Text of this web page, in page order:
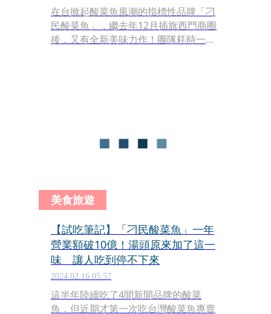
在台掀起酸菜魚風潮的指標性品牌「刁
民酸菜魚」，繼去年12月插旗西門商圈
後，又有全新美味力作！團隊耗時一年
美食旅遊
【試吃筆記】「刁民酸菜魚」一年
營業額破10億！湯頭原來加了這一
味 讓人吃到停不下來
2024.02.16 05:57
這半年陸續吃了4間新開品牌的酸菜
魚，但近期才第一次吃台灣酸菜魚專賣